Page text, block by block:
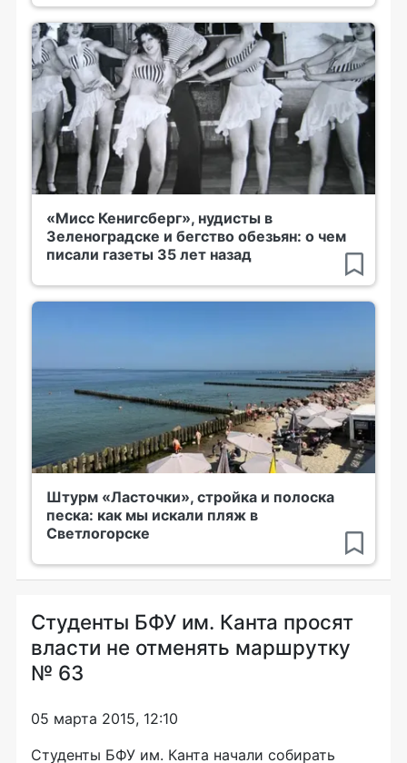
«Мисс Кенигсберг», нудисты в
Зеленоградске и бегство обезьян: о чем
писали газеты 35 лет назад
Штурм «Ласточки», стройка и полоска
песка: как мы искали пляж в
Светлогорске
Студенты БФУ им. Канта просят
власти не отменять маршрутку
№ 63
05 марта 2015, 12:10
Студенты БФУ им. Канта начали собирать